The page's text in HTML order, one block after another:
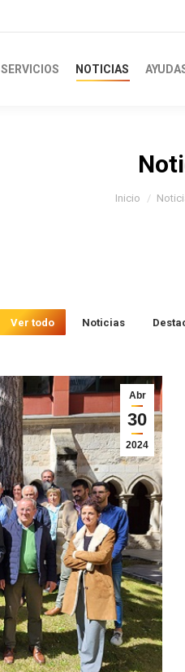
SERVICIOS NOTICIAS
Inicio
Ver todo Noticias
Abr
30
2024